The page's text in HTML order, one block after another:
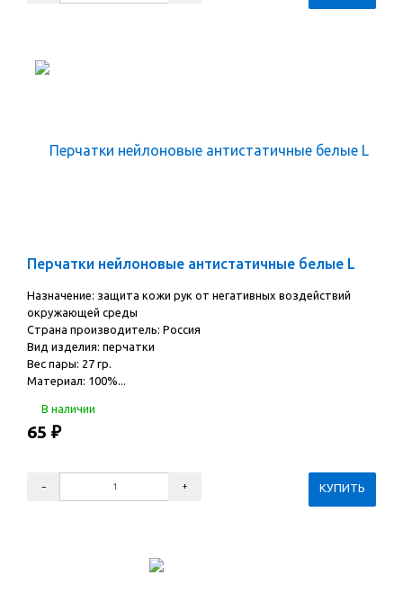
Перчатки нейлоновые антистатичные белые L
Назначение: защита кожи рук от негативных воздействий
окружающей среды
Страна производитель: Россия
Вид изделия: перчатки
Вес пары: 27 гр.
Материал: 100%...
В наличии
65 ₽